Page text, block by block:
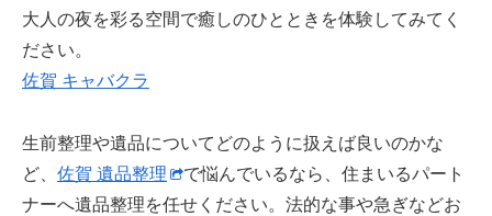
大人の夜を彩る空間で癒しのひとときを体験してみてく
ださい。
佐賀 キャバクラ
生前整理や遺品についてどのように扱えば良いのかな
ど、 佐賀 遺品整理
で悩んでいるなら、住まいるパート
ナーへ遺品整理を任せください。法的な事や急ぎなどお